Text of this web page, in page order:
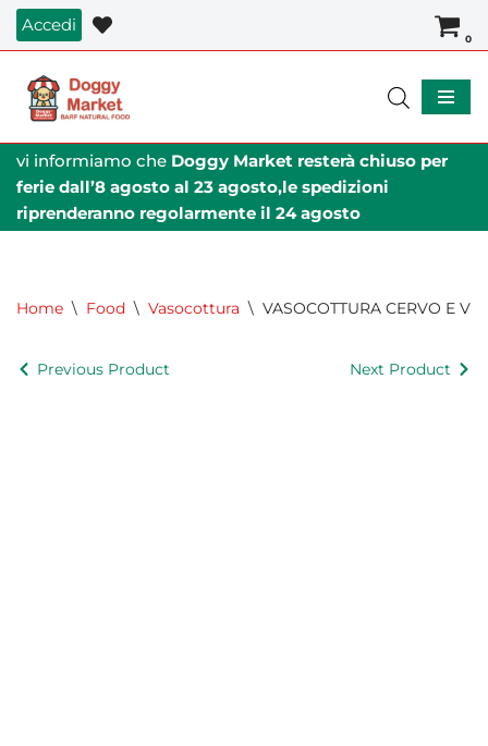
Vai
al
contenuto
Accedi
0
vi informiamo che Doggy Market resterà chiuso per
ferie dall’8 agosto al 23 agosto,le spedizioni
riprenderanno regolarmente il 24 agosto
Home \ Food \ Vasocottura \ VASOCOTTURA CERVO E
Previous Product Next Product